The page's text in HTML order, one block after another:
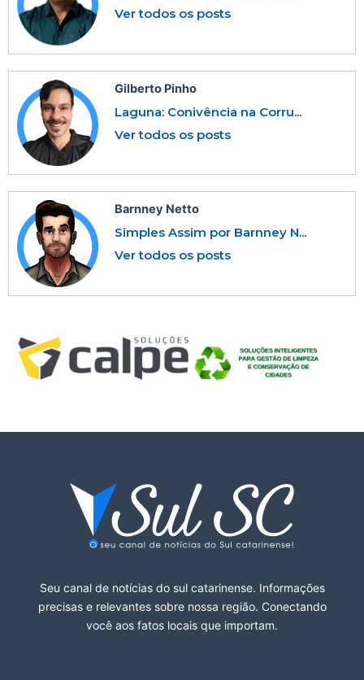
Ver todos os posts
Gilberto Pinho
Laguna: Conivência na Corru...
Ver todos os posts
Barnney Netto
Simples Assim por Barnney N...
Ver todos os posts
Seu canal de notícias do sul catarinense. Informações
precisas e relevantes sobre nossa região. Conectando
você aos fatos locais que importam.